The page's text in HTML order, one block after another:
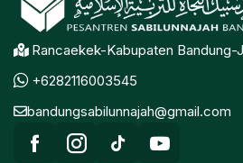
Rancaekek-Kabupaten Bandung-
+6282116003545
bandungsabilunnajah@gmail.com